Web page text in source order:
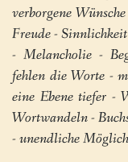
verborgene
Freude -
- Melancholie -
fehlen die Worte -
eine Ebene tiefer -
Wortwandeln -
- unendliche